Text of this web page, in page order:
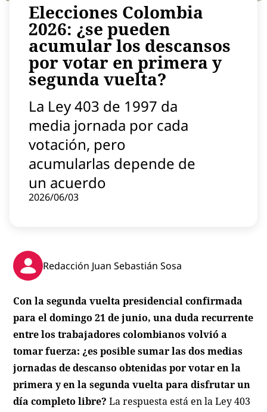
Virales
Tecnología
Economía
Estilo de vida
Contenido patrocinado
Instagram
Elecciones Colombia
2026: ¿se pueden
acumular los descansos
por votar en primera y
segunda vuelta?
La Ley 403 de 1997 da
media jornada por cada
votación, pero
acumularlas depende de
un acuerdo
2026/06/03
Redacción Juan Sebastián Sosa
Con la segunda vuelta presidencial confirmada
para el domingo 21 de junio, una duda recurrente
entre los trabajadores colombianos volvió a
tomar fuerza: ¿es posible sumar las dos medias
jornadas de descanso obtenidas por votar en la
primera y en la segunda vuelta para disfrutar un
día completo libre? La respuesta está en la Ley 403